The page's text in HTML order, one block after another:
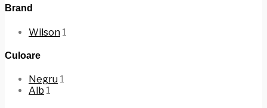
Brand
Wilson 1
Culoare
Negru 1
Alb 1